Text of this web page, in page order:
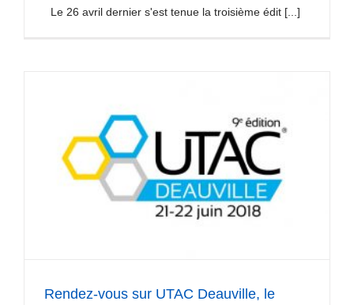
Le 26 avril dernier s'est tenue la troisième édit [...]
Rendez-vous sur UTAC Deauville, le